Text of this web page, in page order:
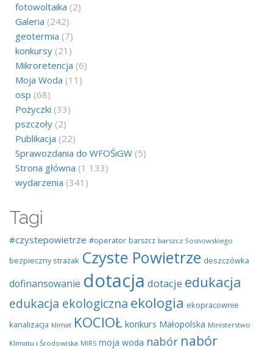
fotowoltaika (2)
Galeria (242)
geotermia (7)
konkursy (21)
Mikroretencja (6)
Moja Woda (11)
osp (68)
Pożyczki (33)
pszczoły (2)
Publikacja (22)
Sprawozdania do WFOŚiGW (5)
Strona główna (1 133)
wydarzenia (341)
Tagi
#czystepowietrze #operator barszcz barszcz Sosnowskiego
bezpieczny strażak Czyste Powietrze deszczówka
dofinansowanie dotacja dotacje edukacja
edukacja ekologiczna ekologia ekopracownie
kanalizacja klimat KOCIOŁ konkurs Małopolska Ministerstwo
Klimatu i Środowiska MIRS moja woda nabór nabór